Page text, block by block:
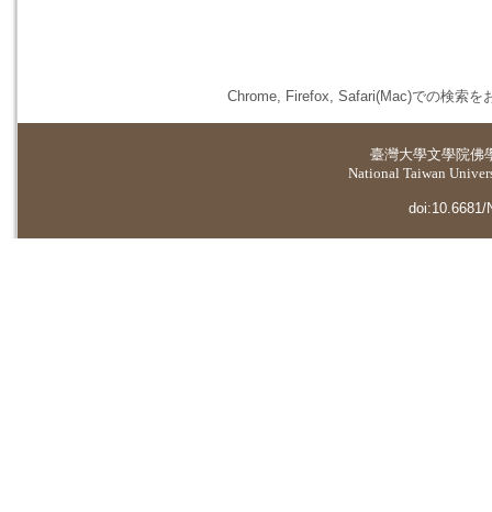
Chrome, Firefox, Safari(Mac)での検索を
臺灣大學文學院佛
National Taiwan
doi:10.6681/